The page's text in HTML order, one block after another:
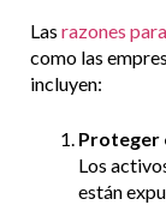
Las razones
como las
incluyen:
Proteger
Los
están